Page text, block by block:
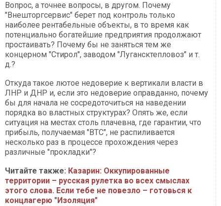
Вопрос, а точнее вопросы, в другом. Почему
"Внешторгсервис" берет под контроль только
наиболее рентабельные объекты, в то время как
потенциально богатейшие предприятия продолжают
простаивать? Почему бы не заняться тем же
концерном "Стирол", заводом "Лугансктепловоз" и т.
д.?
Откуда такое лютое недоверие к вертикали власти в
ЛНР и ДНР и, если это недоверие оправданно, почему
бы для начала не сосредоточиться на наведении
порядка во властных структурах? Опять же, если
ситуация на местах столь плачевна, где гарантии, что
прибыль, получаемая "ВТС", не распиливается
несколько раз в процессе прохождения через
различные "прокладки"?
Читайте также: Казарин: Оккупированные
территории – русская рулетка во всех смыслах
этого слова. Если тебе не повезло – готовься к
концлагерю "Изоляция"